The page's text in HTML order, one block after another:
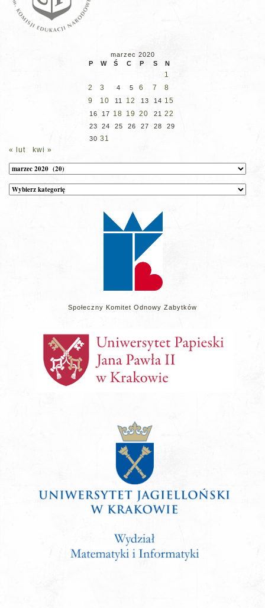
marzec 2020
P
W Ś C P S N
1
2
3 4 5 6 7
8
9
10 11 12 13 14 15
16 17 18 19 20 21 22
23 24 25 26 27 28
29
30 31
« lut
kwi »
Archiwum
Kategorie
wpisów
Społeczny Komitet Odnowy Zabytków